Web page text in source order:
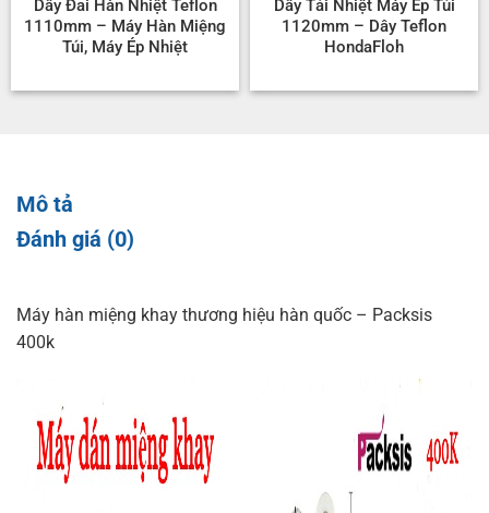
Dây Đai Hàn Nhiệt Teflon
1110mm – Máy Hàn Miệng
Túi, Máy Ép Nhiệt
Dây Tải Nhiệt Máy Ép Túi
1120mm – Dây Teflon
HondaFloh
Mô tả
Đánh giá (0)
Máy hàn miệng khay thương hiệu hàn quốc – Packsis
400k